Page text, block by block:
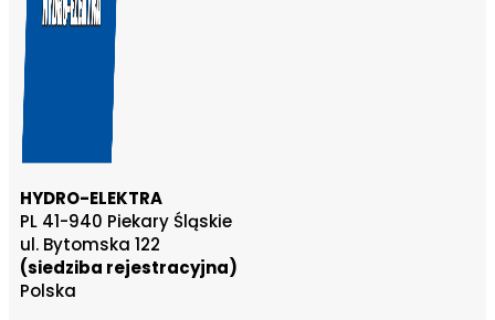
HYDRO-ELEKTRA
PL 41-940 Piekary Śląskie
ul. Bytomska 122
(siedziba rejestracyjna)
Polska